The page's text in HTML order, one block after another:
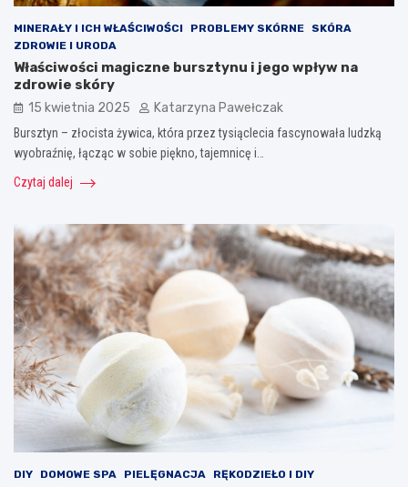
MINERAŁY I ICH WŁAŚCIWOŚCI PROBLEMY SKÓRNE
SKÓRA
ZDROWIE I URODA
Właściwości magiczne bursztynu i jego wpływ na
zdrowie skóry
15 kwietnia 2025 Katarzyna Pawełczak
Bursztyn – złocista żywica, która przez tysiąclecia fascynowała ludzką
wyobraźnię, łącząc w sobie piękno, tajemnicę i…
Czytaj dalej
DIY DOMOWE SPA PIELĘGNACJA
RĘKODZIEŁO I DIY